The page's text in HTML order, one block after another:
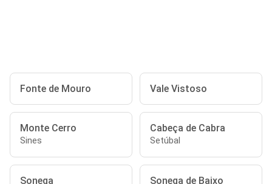
Fonte de Mouro Vale Vistoso
Monte Cerro
Sines
Cabeça de Cabra
Setúbal
Sonega Sonega de Baixo